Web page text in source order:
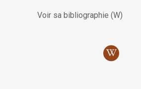
Voir sa bibliographie (W)